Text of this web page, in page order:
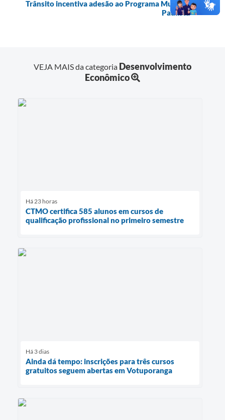
Trânsito incentiva adesão ao Programa Muralha
Paulista
VEJA MAIS da categoria Desenvolvimento
Econômico
Há 23 horas
CTMO certifica 585 alunos em cursos de
qualificação profissional no primeiro semestre
Há 3 dias
Ainda dá tempo: inscrições para três cursos
gratuitos seguem abertas em Votuporanga